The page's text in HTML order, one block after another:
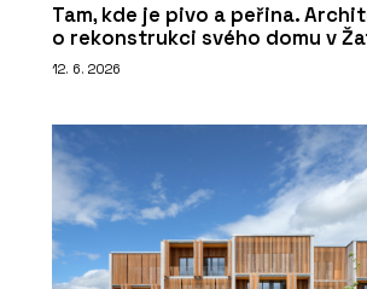
Tam, kde je pivo a peřina.
o rekonstrukci svého domu v
12. 6. 2026